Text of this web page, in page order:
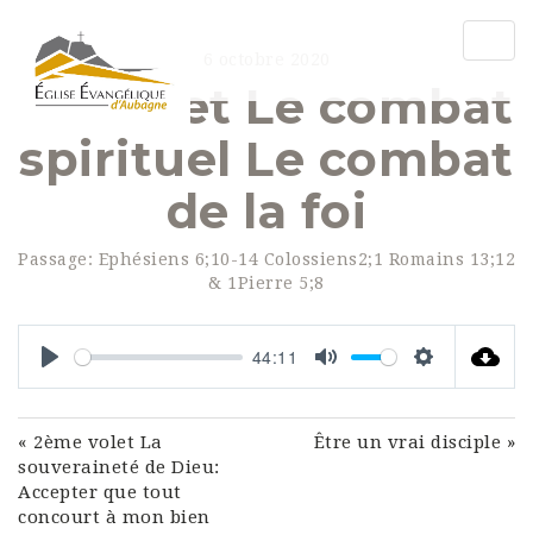
1er volet Le combat
spirituel Le combat
de la foi
Passage: Ephésiens 6;10-14 Colossiens2;1 Romains 13;12
& 1Pierre 5;8
Play
44:11
Mute Settings
« 2ème volet La
souveraineté de Dieu:
Accepter que tout
concourt à mon bien
Être un vrai disciple »